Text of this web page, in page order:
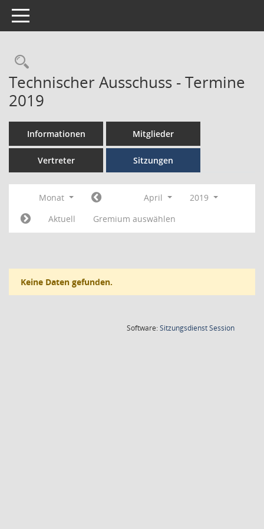
Toggle navigation
Technischer Ausschuss - Termine
2019
Informationen Mitglieder
Vertreter Sitzungen
Monat April
2019
Aktuell
Gremium auswählen
Keine Daten gefunden.
Software:SitzungsdienstSession(Wird in